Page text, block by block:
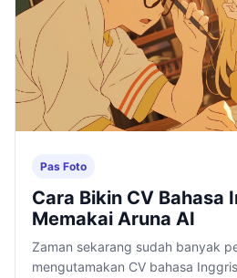
Pas Foto
Cara Bikin CV Bahasa
Memakai Aruna AI
Zaman sekarang sudah banyak
mengutamakan CV bahasa